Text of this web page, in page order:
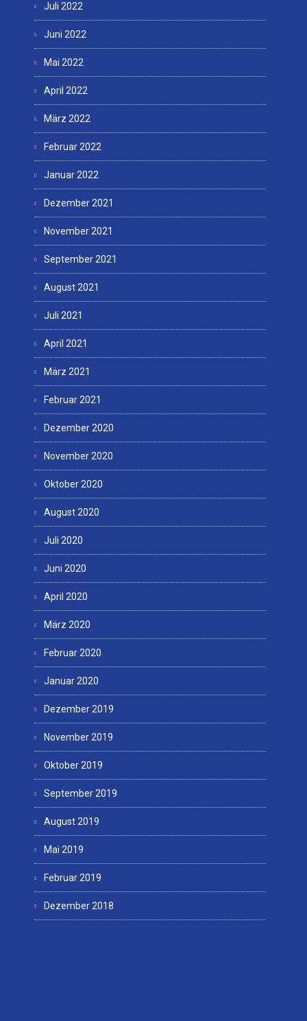
Juli 2022
Juni 2022
Mai 2022
April 2022
März 2022
Februar 2022
Januar 2022
Dezember 2021
November 2021
September 2021
August 2021
Juli 2021
April 2021
März 2021
Februar 2021
Dezember 2020
November 2020
Oktober 2020
August 2020
Juli 2020
Juni 2020
April 2020
März 2020
Februar 2020
Januar 2020
Dezember 2019
November 2019
Oktober 2019
September 2019
August 2019
Mai 2019
Februar 2019
Dezember 2018